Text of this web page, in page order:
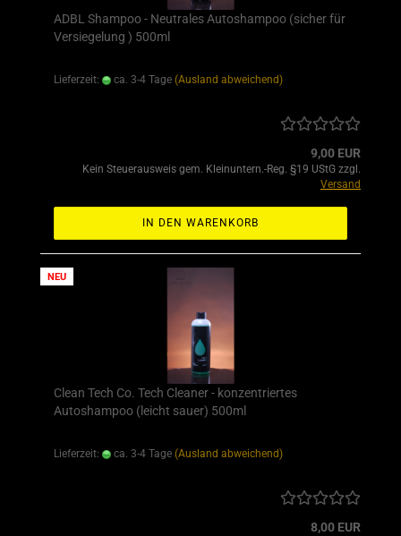
ADBL Shampoo - Neutrales Autoshampoo (sicher für
Versiegelung ) 500ml
Lieferzeit: ca. 3-4 Tage (Ausland abweichend)
9,00 EUR
Kein Steuerausweis gem. Kleinuntern.-Reg. §19 UStG zzgl.
Versand
IN DEN WARENKORB
NEU
Clean Tech Co. Tech Cleaner - konzentriertes
Autoshampoo (leicht sauer) 500ml
Lieferzeit: ca. 3-4 Tage (Ausland abweichend)
8,00 EUR